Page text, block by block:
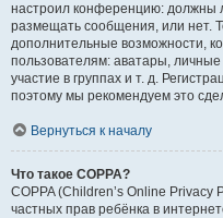
настроил конференцию: должны
размещать сообщения, или нет.
дополнительные возможности,
пользователям: аватары,
участие в группах и т. д.
поэтому мы рекомендуем это
Вернуться к началу
Что такое COPPA?
COPPA (Children’s Online Privacy
частных прав ребёнка в